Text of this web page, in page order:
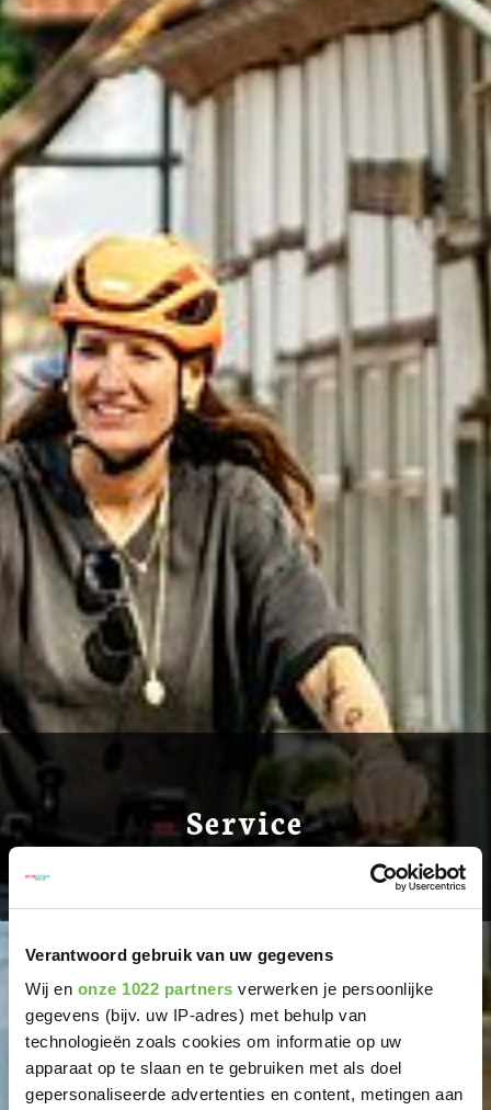
Verantwoord gebruik van uw gegevens
Wij en onze 1022 partners verwerken je persoonlijke
gegevens (bijv. uw IP-adres) met behulp van
technologieën zoals cookies om informatie op uw
apparaat op te slaan en te gebruiken met als doel
gepersonaliseerde advertenties en content, metingen aan
Service